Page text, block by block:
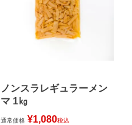
ノンスラレギュラーメン
マ 1㎏
通常価格 ¥1,080税込